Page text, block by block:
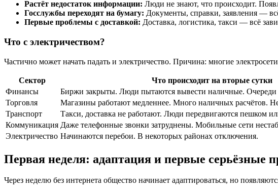
Растёт недостаток информации: Люди не знают, что происходит.
Госслужбы переходят на бумагу: Документы, справки, заявления —
Первые проблемы с доставкой: Доставка, логистика, такси — всё
Что с электричеством?
Частично может начать падать и электричество. Причина: многие
Сектор
Что происходит на вторые сутки
Финансы
Биржи закрыты. Люди пытаются вывести наличные. Очереди
Торговля
Магазины работают медленнее. Много наличных расчётов.
Транспорт
Такси, доставка не работают. Люди передвигаются пешком
Коммуникация Даже телефонные звонки затруднены. Мобильные сети
Электричество Начинаются перебои. В некоторых районах отключения.
Первая неделя: адаптация и первые серьёзные
Через неделю без интернета общество начинает адаптироваться, но